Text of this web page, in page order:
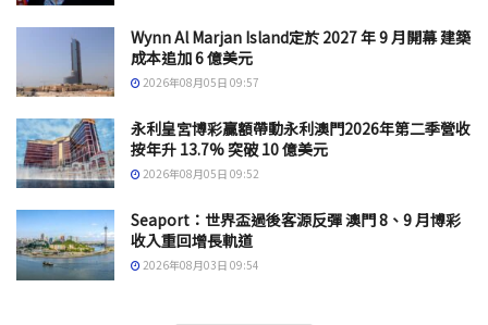
Wynn Al Marjan Island定於 2027 年 9 月開幕 建築
成本追加 6 億美元
2026年08月05日 09:57
永利皇宮博彩贏額帶動永利澳門2026年第二季營收
按年升 13.7% 突破 10 億美元
2026年08月05日 09:52
Seaport：世界盃過後客源反彈 澳門 8、9 月博彩
收入重回增長軌道
2026年08月03日 09:54